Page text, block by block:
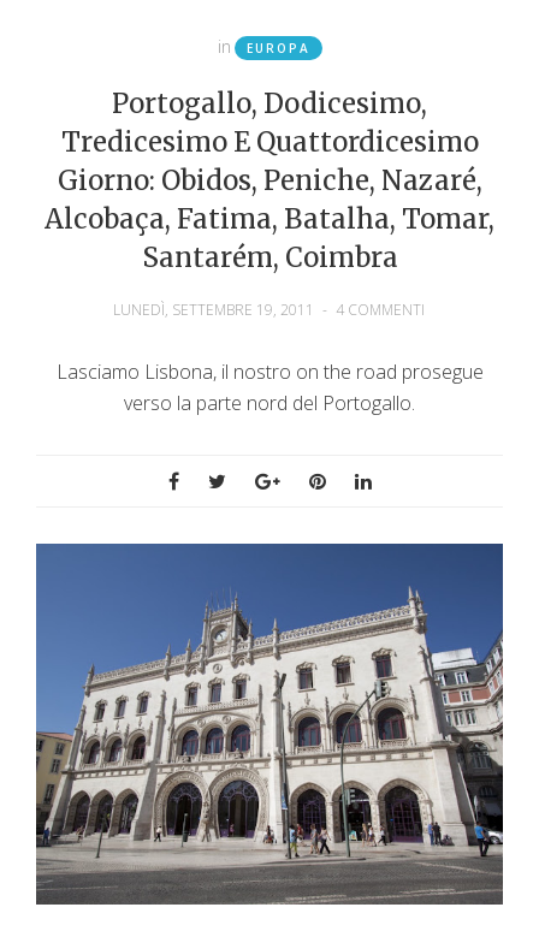
in EUROPA
Portogallo, Dodicesimo,
Tredicesimo E Quattordicesimo
Giorno: Obidos, Peniche, Nazaré,
Alcobaça, Fatima, Batalha, Tomar,
Santarém, Coimbra
LUNEDÌ, SETTEMBRE 19, 2011 - 4 COMMENTI
Lasciamo Lisbona, il nostro on the road prosegue
verso la parte nord del Portogallo.